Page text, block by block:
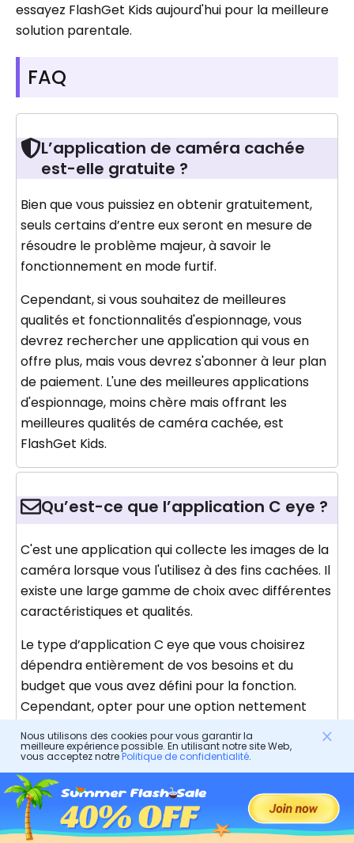
essayez FlashGet Kids aujourd'hui pour la meilleure
solution parentale.
FAQ
L’application de caméra cachée
est-elle gratuite ?
Bien que vous puissiez en obtenir gratuitement,
seuls certains d’entre eux seront en mesure de
résoudre le problème majeur, à savoir le
fonctionnement en mode furtif.
Cependant, si vous souhaitez de meilleures
qualités et fonctionnalités d'espionnage, vous
devrez rechercher une application qui vous en
offre plus, mais vous devrez s'abonner à leur plan
de paiement. L'une des meilleures applications
d'espionnage, moins chère mais offrant les
meilleures qualités de caméra cachée, est
FlashGet Kids.
Qu’est-ce que l’application C eye ?
C'est une application qui collecte les images de la
caméra lorsque vous l'utilisez à des fins cachées. Il
existe une large gamme de choix avec différentes
caractéristiques et qualités.
Le type d’application C eye que vous choisirez
dépendra entièrement de vos besoins et du
budget que vous avez défini pour la fonction.
Cependant, opter pour une option nettement
des fonctions les plus critiques qu’elle devrait
offrir.
Le détecteur de caméra cachée
Nous utilisons des cookies pour vous garantir la
meilleure expérience possible. En utilisant notre site Web,
vous acceptez notrePolitique de confidentialité.